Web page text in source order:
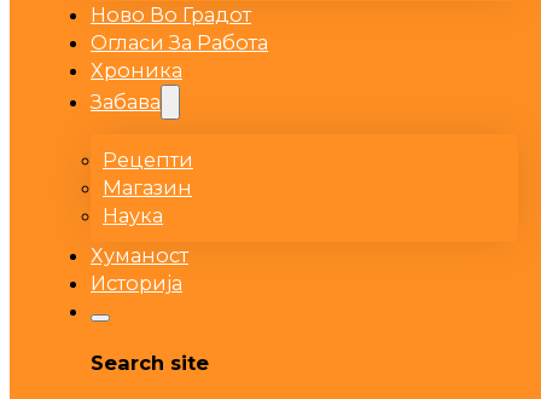
Ново Во Градот
Огласи За Работа
Хроника
Забава
Рецепти
Магазин
Наука
Хуманост
Историја
Search site